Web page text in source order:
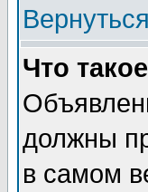
Что
должны
в самом